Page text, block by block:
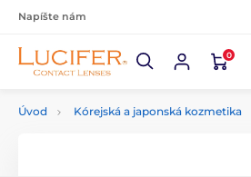
Napíšte nám
0
Úvod Kórejská a japonská kozmetika